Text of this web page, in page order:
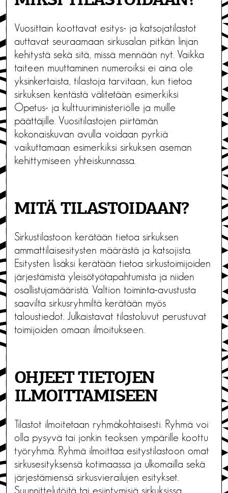
Vuosittain koottavat esitys- ja katsojatilastot
auttavat seuraamaan sirkusalan pitkän linjan
kehitystä sekä sitä, missä mennään nyt. Vaikka
taiteen muuttaminen numeroiksi ei aina ole
yksinkertaista, tilastoja tarvitaan, kun tietoa
sirkuksen kentästä välitetään esimerkiksi
Opetus- ja kulttuuriministeriölle ja muille
päättäjille. Vuositilastojen piirtämän
kokonaiskuvan avulla voidaan pyrkiä
vaikuttamaan esimerkiksi sirkuksen aseman
kehittymiseen yhteiskunnassa.
MITÄ TILASTOIDAAN?
Sirkustilastoon kerätään tietoa sirkuksen
ammattilaisesitysten määrästä ja katsojista.
Esitysten lisäksi kerätään tietoa sirkustoimijoiden
järjestämistä yleisötyötapahtumista ja niiden
osallistujamääristä. Valtion toiminta-avustusta
saavilta sirkusryhmiltä kerätään myös
taloustiedot. Julkaistavat tilastoluvut perustuvat
toimijoiden omaan ilmoitukseen.
OHJEET TIETOJEN
ILMOITTAMISEEN
Tilastot ilmoitetaan ryhmäkohtaisesti. Ryhmä voi
olla pysyvä tai jonkin teoksen ympärille koottu
työryhmä. Ryhmä ilmoittaa esitystilastoon omat
sirkusesityksensä kotimaassa ja ulkomailla sekä
järjestämiensä sirkusvierailujen esitykset.
Suunnittelutöitä tai esiintymisiä sirkuksissa,